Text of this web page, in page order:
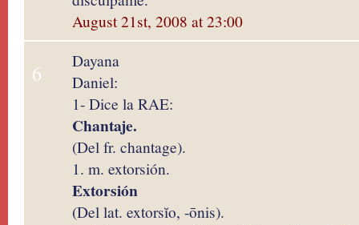
August 21st, 2008 at 23:00
6
Dayana
Daniel:
1- Dice la RAE:
Chantaje.
(Del fr. chantage).
1. m. extorsión.
Extorsión
(Del lat. extorsĭo, -ōnis).